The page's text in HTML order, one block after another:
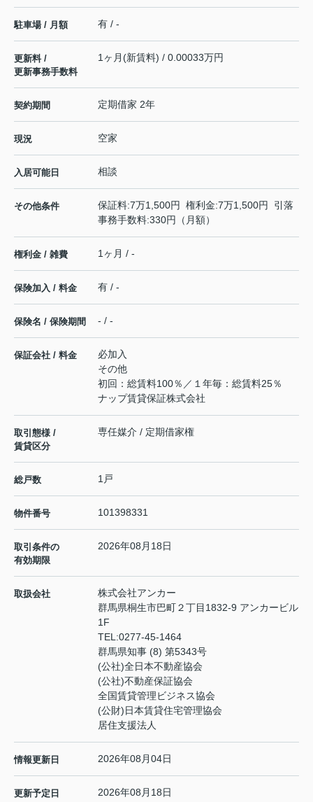
駐車場 / 月額 有 / -
更新料 /
更新事務手数料
1ヶ月(新賃料) / 0.00033万円
契約期間 定期借家 2年
現況 空家
入居可能日 相談
その他条件
保証料:7万1,500円 権利金:7万1,500円 引落
事務手数料:330円（月額）
権利金 / 雑費 1ヶ月 / -
保険加入 / 料金 有 / -
保険名 / 保険期間 - / -
保証会社 / 料金
必加入
その他
初回：総賃料100％／１年毎：総賃料25％
ナップ賃貸保証株式会社
取引態様 /
賃貸区分
専任媒介 / 定期借家権
総戸数 1戸
物件番号 101398331
取引条件の
有効期限
2026年08月18日
取扱会社
株式会社アンカー
群馬県桐生市巴町２丁目1832-9 アンカービル
1F
TEL:0277-45-1464
群馬県知事 (8) 第5343号
(公社)全日本不動産協会
(公社)不動産保証協会
全国賃貸管理ビジネス協会
(公財)日本賃貸住宅管理協会
居住支援法人
情報更新日 2026年08月04日
更新予定日 2026年08月18日